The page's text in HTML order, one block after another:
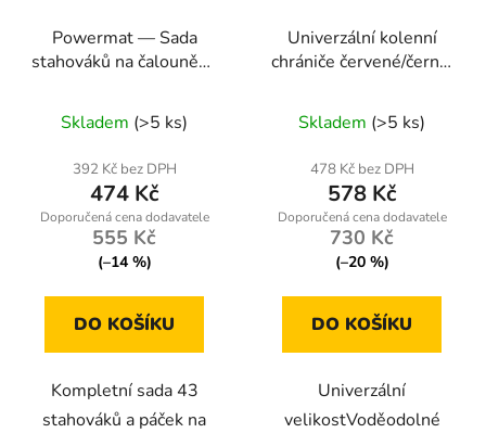
Powermat — Sada
stahováků na čalounění,
Skladem (>5 ks)
392 Kč bez DPH
474 Kč
555 Kč
(–14 %)
DO KOŠÍKU
Kompletní sada 43
stahováků a páček na
Univerzální kolenní
chrániče červené/černé,
Skladem (>5 ks)
478 Kč bez DPH
578 Kč
730 Kč
(–20 %)
DO KOŠÍKU
Univerzální
velikostVoděodolné